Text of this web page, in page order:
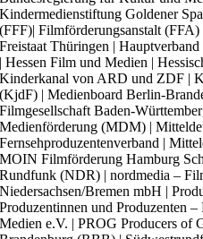
Kindermedienstiftung Goldener
(FFF)| Filmförderungsanstalt
Freistaat Thüringen |
| Hessen Film und Medien |
Kinderkanal von ARD und ZDF |
(KjdF) | Medienboard Berlin-
Filmgesellschaft Baden-
Medienförderung (MDM) |
Fernsehproduzentenverband |
MOIN Filmförderung Hamburg
Rundfunk (NDR) | nordmedia –
Niedersachsen/Bremen mbH |
Produzentinnen und Produzenten
Medien e.V. | PROG Producers of